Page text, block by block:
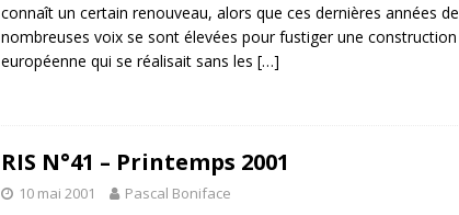
connaît un certain renouveau, alors que ces dernières années de
nombreuses voix se sont élevées pour fustiger une construction
européenne qui se réalisait sans les […]
RIS N°41 – Printemps 2001
10 mai 2001 Pascal Boniface